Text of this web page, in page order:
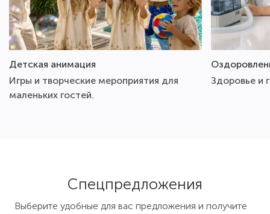
Детская анимация
Игры и творческие мероприятия для
маленьких гостей.
Здоровье и
Спецпредложения
Выберите удобные для вас предложения и получите